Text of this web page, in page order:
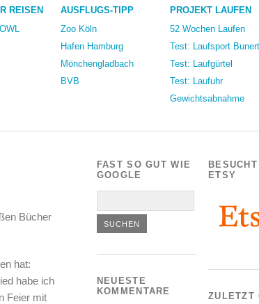
REISEN
AUSFLUGS-TIPP
Zoo Köln
Hafen Hamburg
Mönchengladbach
BVB
PROJEKT LAUFEN
52 Wochen Laufen
Test: Laufsport Bunert
Test: Laufgürtel
Test: Laufuhr
Gewichtsabnahme
Bücher
hat:
habe ich
Feier mit
FAST SO GUT WIE
GOOGLE
NEUESTE
KOMMENTARE
ETSY
ZULETZT